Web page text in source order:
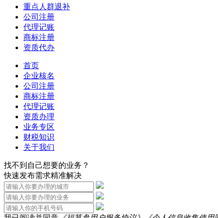
重点人群退补
公司注册
代理记账
商标注册
资质代办
首页
企业核名
公司注册
商标注册
代理记账
资质办理
业务专区
财税知识
关于我们
找不到自己想要的业务？
快速发布需求精准解决